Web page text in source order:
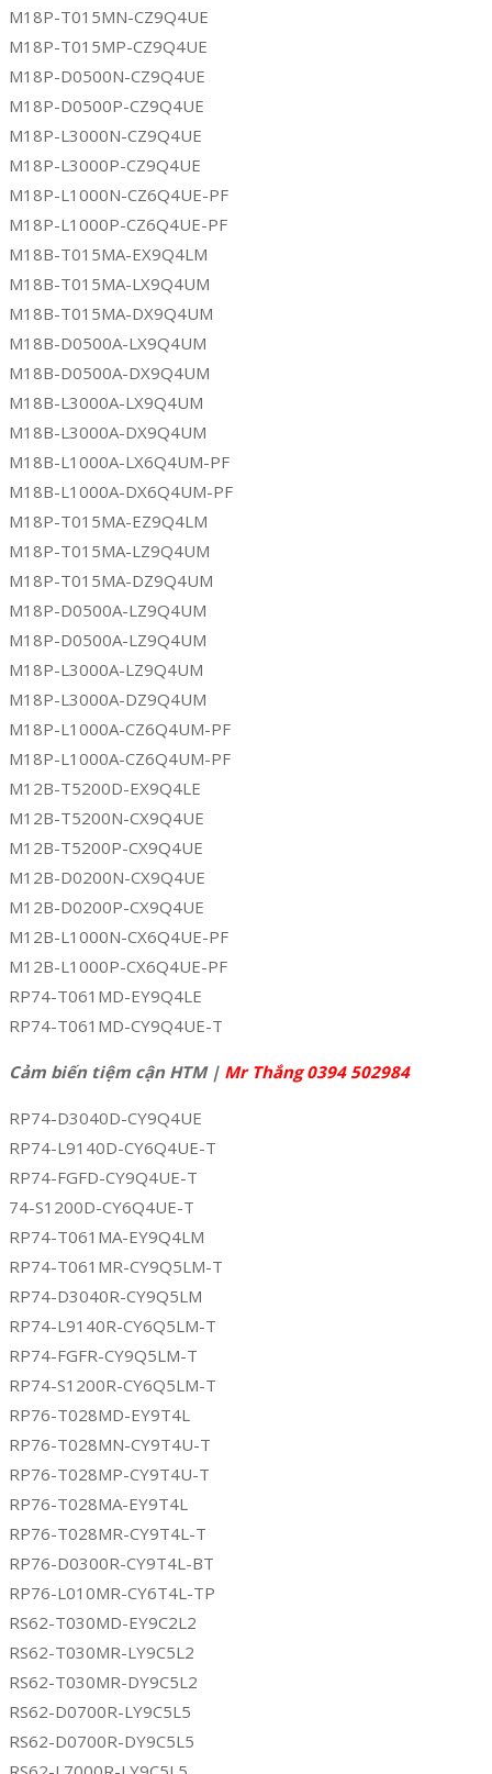
M18P-T015MN-CZ9Q4UE
M18P-T015MP-CZ9Q4UE
M18P-D0500N-CZ9Q4UE
M18P-D0500P-CZ9Q4UE
M18P-L3000N-CZ9Q4UE
M18P-L3000P-CZ9Q4UE
M18P-L1000N-CZ6Q4UE-PF
M18P-L1000P-CZ6Q4UE-PF
M18B-T015MA-EX9Q4LM
M18B-T015MA-LX9Q4UM
M18B-T015MA-DX9Q4UM
M18B-D0500A-LX9Q4UM
M18B-D0500A-DX9Q4UM
M18B-L3000A-LX9Q4UM
M18B-L3000A-DX9Q4UM
M18B-L1000A-LX6Q4UM-PF
M18B-L1000A-DX6Q4UM-PF
M18P-T015MA-EZ9Q4LM
M18P-T015MA-LZ9Q4UM
M18P-T015MA-DZ9Q4UM
M18P-D0500A-LZ9Q4UM
M18P-D0500A-LZ9Q4UM
M18P-L3000A-LZ9Q4UM
M18P-L3000A-DZ9Q4UM
M18P-L1000A-CZ6Q4UM-PF
M18P-L1000A-CZ6Q4UM-PF
M12B-T5200D-EX9Q4LE
M12B-T5200N-CX9Q4UE
M12B-T5200P-CX9Q4UE
M12B-D0200N-CX9Q4UE
M12B-D0200P-CX9Q4UE
M12B-L1000N-CX6Q4UE-PF
M12B-L1000P-CX6Q4UE-PF
RP74-T061MD-EY9Q4LE
RP74-T061MD-CY9Q4UE-T
Cảm biến tiệm cận HTM | Mr Thắng 0394 502984
RP74-D3040D-CY9Q4UE
RP74-L9140D-CY6Q4UE-T
RP74-FGFD-CY9Q4UE-T
74-S1200D-CY6Q4UE-T
RP74-T061MA-EY9Q4LM
RP74-T061MR-CY9Q5LM-T
RP74-D3040R-CY9Q5LM
RP74-L9140R-CY6Q5LM-T
RP74-FGFR-CY9Q5LM-T
RP74-S1200R-CY6Q5LM-T
RP76-T028MD-EY9T4L
RP76-T028MN-CY9T4U-T
RP76-T028MP-CY9T4U-T
RP76-T028MA-EY9T4L
RP76-T028MR-CY9T4L-T
RP76-D0300R-CY9T4L-BT
RP76-L010MR-CY6T4L-TP
RS62-T030MD-EY9C2L2
RS62-T030MR-LY9C5L2
RS62-T030MR-DY9C5L2
RS62-D0700R-LY9C5L5
RS62-D0700R-DY9C5L5